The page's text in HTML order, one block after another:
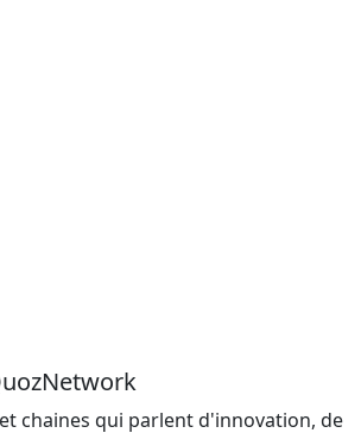
chaines qui parlent d'innovation, de